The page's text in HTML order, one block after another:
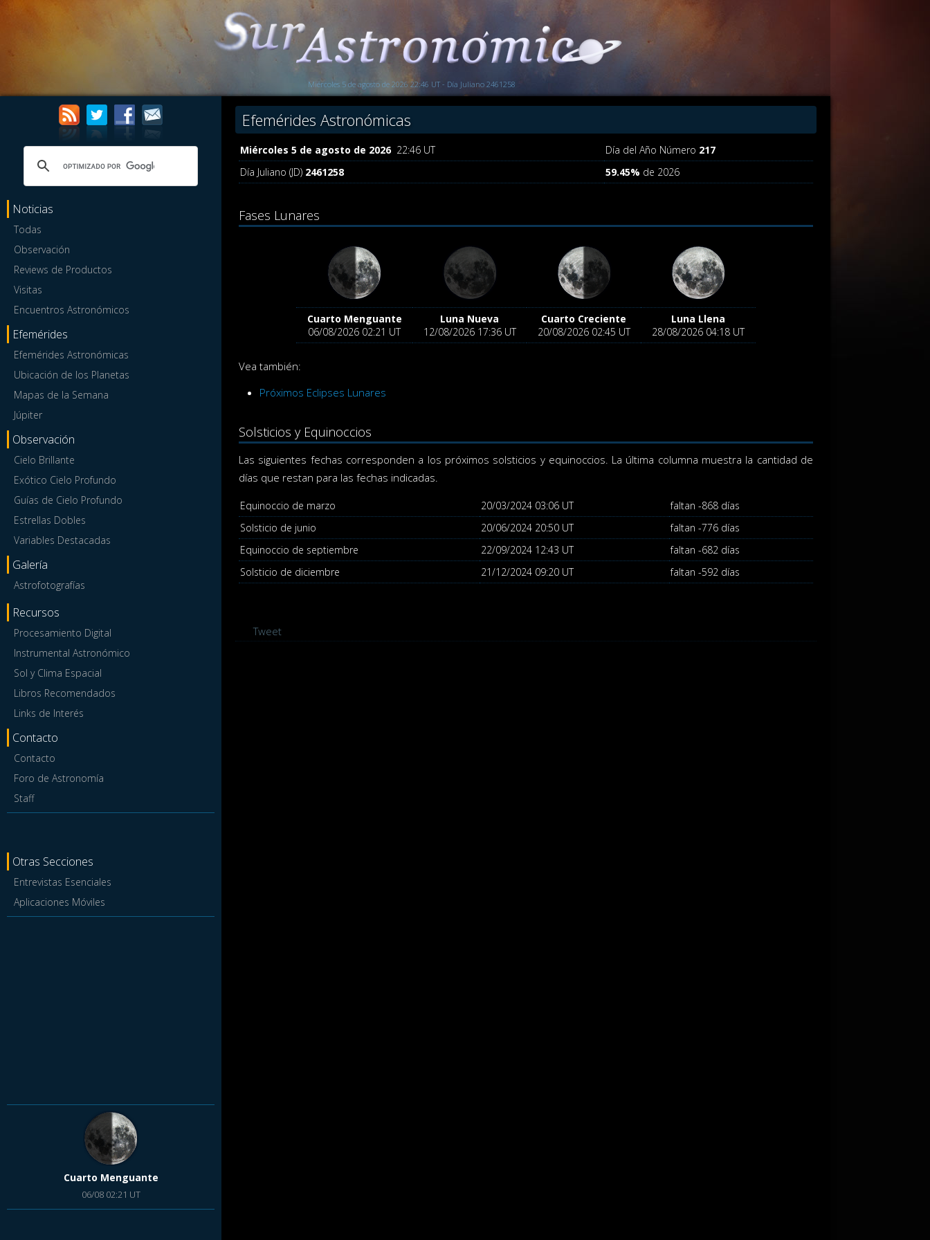
Miércoles 5 de agosto de 2026 22:46 UT - Día Juliano 2461258
Noticias
Todas
Observación
Reviews de Productos
Visitas
Encuentros Astronómicos
Efemérides
Efemérides Astronómicas
Ubicación de los Planetas
Mapas de la Semana
Júpiter
Observación
Cielo Brillante
Exótico Cielo Profundo
Guías de Cielo Profundo
Estrellas Dobles
Variables Destacadas
Galería
Astrofotografías
Recursos
Procesamiento Digital
Instrumental Astronómico
Sol y Clima Espacial
Libros Recomendados
Links de Interés
Contacto
Contacto
Foro de Astronomía
Staff
Otras Secciones
Entrevistas Esenciales
Aplicaciones Móviles
Cuarto Menguante
06/08 02:21 UT
Efemérides Astronómicas
Miércoles 5 de agosto de 202622:46 UT Día del Año Número 217
Día Juliano (JD) 2461258 59.45% de 2026
Fases Lunares
Cuarto Menguante
06/08/2026 02:21 UT
Luna Nueva
12/08/2026 17:36 UT
Cuarto Creciente
20/08/2026 02:45 UT
Luna Llena
28/08/2026 04:18 UT
Vea también:
Próximos Eclipses Lunares
Solsticios y Equinoccios
Las siguientes fechas corresponden a los próximos solsticios y equinoccios. La última columna muestra la cantidad de
días que restan para las fechas indicadas.
Equinoccio de marzo 20/03/2024 03:06 UT
faltan -868 días
Solsticio de junio
20/06/2024 20:50 UT
faltan -776 días
Equinoccio de septiembre
22/09/2024 12:43 UT
faltan -682 días
Solsticio de diciembre
21/12/2024 09:20 UT faltan -592 días
Tweet